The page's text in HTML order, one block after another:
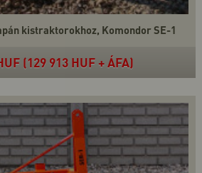
kistraktorokhoz, Komondor SE-1
(129 913 HUF + ÁFA)